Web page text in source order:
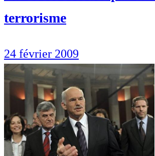
terrorisme
24 février 2009